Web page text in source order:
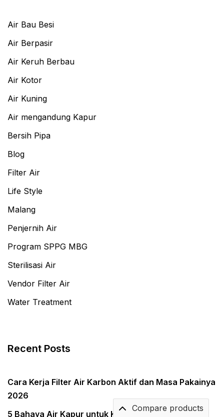
Air Bau Besi
Air Berpasir
Air Keruh Berbau
Air Kotor
Air Kuning
Air mengandung Kapur
Bersih Pipa
Blog
Filter Air
Life Style
Malang
Penjernih Air
Program SPPG MBG
Sterilisasi Air
Vendor Filter Air
Water Treatment
Recent Posts
Cara Kerja Filter Air Karbon Aktif dan Masa Pakainya
2026
5 Bahaya Air Kapur untuk Kesehatan & Peralatan
Compare products